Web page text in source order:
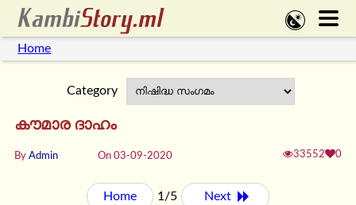
Home
Category
കൗമാര ദാഹം
By Admin On 03-09-2020 33552 0
Home 1/5 Next